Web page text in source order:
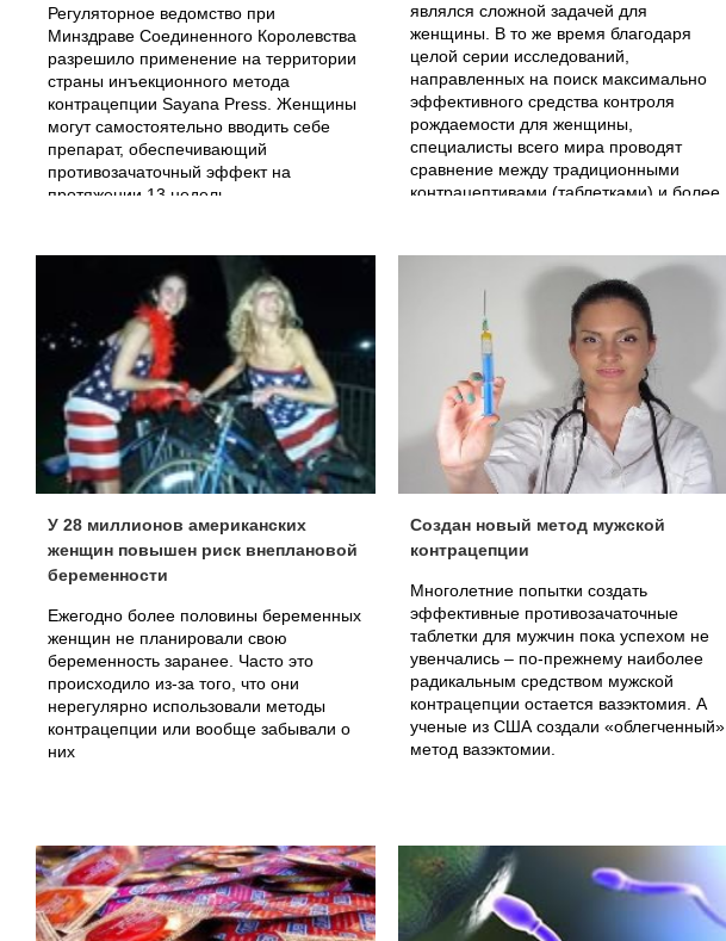
Регуляторное ведомство при
Минздраве Соединенного Королевства
разрешило применение на территории
страны инъекционного метода
контрацепции Sayana Press. Женщины
могут самостоятельно вводить себе
препарат, обеспечивающий
противозачаточный эффект на
протяжении 13 недель.
являлся сложной задачей для
женщины. В то же время благодаря
целой серии исследований,
направленных на поиск максимально
эффективного средства контроля
рождаемости для женщины,
специалисты всего мира проводят
сравнение между традиционными
контрацептивами (таблетками) и более
влагалищными кольцами
У 28 миллионов американских
женщин повышен риск внеплановой
беременности
Ежегодно более половины беременных
женщин не планировали свою
беременность заранее. Часто это
происходило из-за того, что они
нерегулярно использовали методы
контрацепции или вообще забывали о
них
Создан новый метод мужской
контрацепции
Многолетние попытки создать
эффективные противозачаточные
таблетки для мужчин пока успехом не
увенчались – по-прежнему наиболее
радикальным средством мужской
контрацепции остается вазэктомия. А
ученые из США создали «облегченный»
метод вазэктомии.